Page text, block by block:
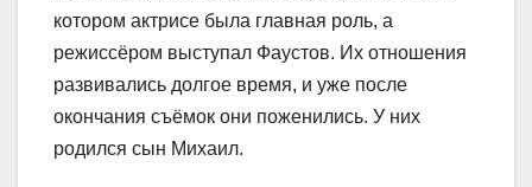
котором актрисе была главная роль, а
режиссёром выступал Фаустов. Их отношения
развивались долгое время, и уже после
окончания съёмок они поженились. У них
родился сын Михаил.